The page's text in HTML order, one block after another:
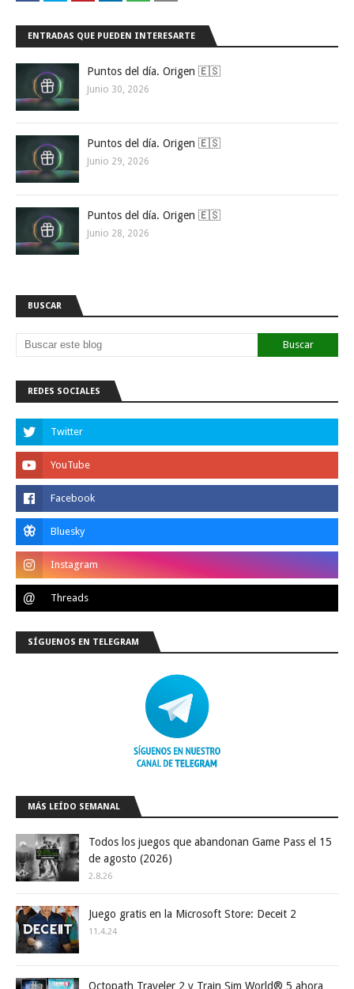
ENTRADAS QUE PUEDEN INTERESARTE
Puntos del día. Origen 🇪🇸
Junio 30, 2026
Puntos del día. Origen 🇪🇸
Junio 29, 2026
Puntos del día. Origen 🇪🇸
Junio 28, 2026
BUSCAR
REDES SOCIALES
SÍGUENOS EN TELEGRAM
MÁS LEÍDO SEMANAL
Todos los juegos que abandonan Game Pass el 15
de agosto (2026)
2.8.26
Juego gratis en la Microsoft Store: Deceit 2
11.4.24
Octopath Traveler 2 y Train Sim World® 5 ahora